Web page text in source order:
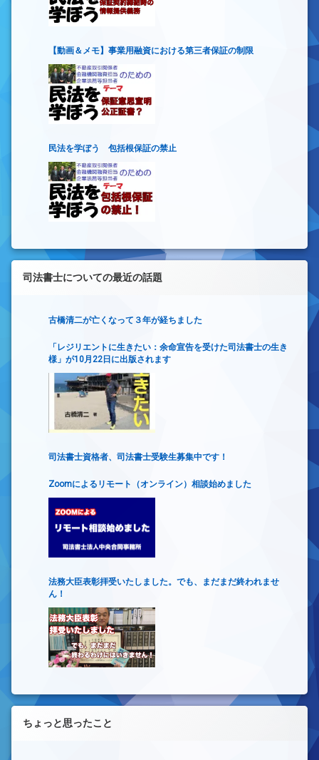
【動画＆メモ】事業用融資における第三者保証の制限
民法を学ぼう 包括根保証の禁止
司法書士についての最近の話題
古橋清二が亡くなって３年が経ちました
「レジリエントに生きたい：余命宣告を受けた司法書士の生き
様」が10月22日に出版されます
司法書士資格者、司法書士受験生募集中です！
Zoomによるリモート（オンライン）相談始めました
法務大臣表彰拝受いたしました。でも、まだまだ終われませ
ん！
ちょっと思ったこと